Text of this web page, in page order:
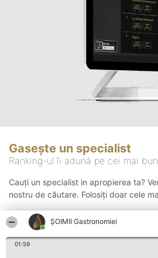
ȘOIMII Gastronomiei
01:59
Gasește un specialist
Ranking-ul îi adună pe cei mai
Cauți un specialist in apropierea ta?
nostru de căutare. Folosiți doar cele